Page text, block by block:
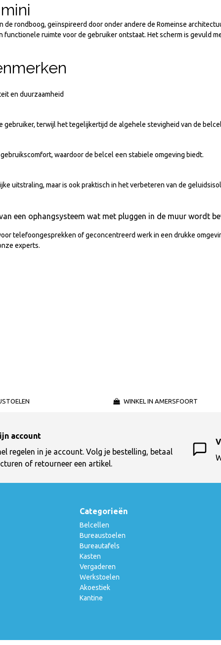
rondboog, geïnspireerd door onder andere de Romeinse
ruimte voor de gebruiker ontstaat. Het scherm is gevuld
en duurzaamheid
terwijl het tegelijkertijd de algehele stevigheid van de
waardoor de belcel een stabiele omgeving biedt.
uitstraling, maar is ook praktisch in het verbeteren van de
een ophangsysteem wat met pluggen in de muur wordt
telefoongesprekken of geconcentreerd werk in een drukke
experts.
WINKEL IN AMERSFOORT
account
regelen in je account. Volg je bestelling, betaal
of retourneer een artikel.
Categorieën
Belcellen
Bureaustoelen
Bureautafels
Kasten
Vergaderen
Werkstoelen
Akoestiek
Kantine